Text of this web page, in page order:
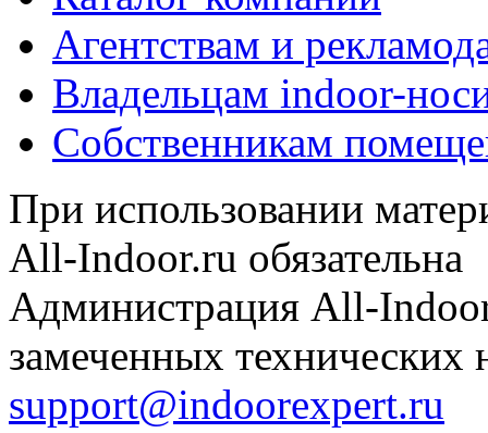
Агентствам и
Владельцам indoor-
Собственникам
При использовании
All-Indoor.ru обязательна
Администрация All-
замеченных технических
support@indoorexpert.ru